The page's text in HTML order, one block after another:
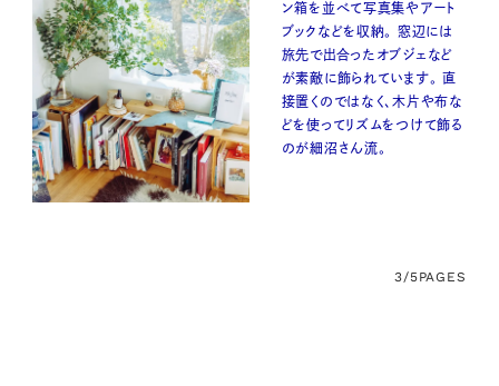
ン箱を並べて写真集やアート
ブックなどを収納。 窓辺には
旅先で出合ったオブジェなど
が素敵に飾られています。 直
接置くのではなく、木片や布な
どを使ってリズムをつけて飾る
のが細沼さん流。
3/5PAGES